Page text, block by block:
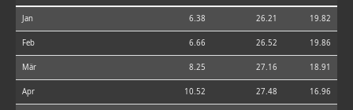
Jan 6.38 26.21 19.82
Feb 6.66 26.52 19.86
Mär 8.25 27.16 18.91
Apr 10.52 27.48 16.96